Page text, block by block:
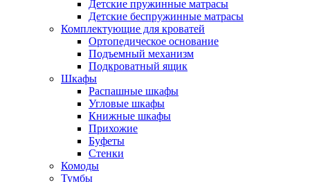
Детские пружинные матрасы
Детские беспружинные матрасы
Комплектующие для кроватей
Ортопедическое основание
Подъемный механизм
Подкроватный ящик
Шкафы
Распашные шкафы
Угловые шкафы
Книжные шкафы
Прихожие
Буфеты
Стенки
Комоды
Тумбы